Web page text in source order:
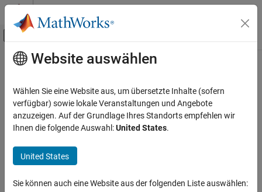
Weiter zum Inhalt
Umschaltung für Off-Canvas-
Startseite der Dokumentation
Hauptinhalt
How useful was this information?
Website auswählen
Wählen Sie eine Website aus, um übersetzte Inhalte (sofern
verfügbar) sowie lokale Veranstaltungen und Angebote
anzuzeigen. Auf der Grundlage Ihres Standorts empfehlen wir
Ihnen die folgende Auswahl:United States.
United States
Sie können auch eine Website aus der folgenden Liste auswählen: